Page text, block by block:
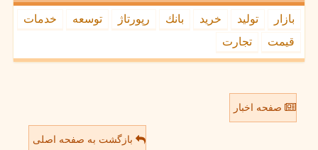
بازار تولید خرید بانك رپورتاژ توسعه
خدمات
قیمت
تجارت
صفحه اخبار
بازگشت به صفحه اصلی